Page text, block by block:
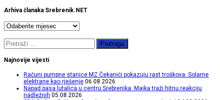
Arhiva članaka Srebrenik.NET
Arhiva
članaka
Srebrenik.NET
Pretraga:
Najnovije vijesti
Računi pumpne stanice MZ Čekanići pokazuju rast troškova: Solarne
elektrane kao rješenje 06.08.2026
Napad pasa lutalica u centru Srebrenika: Majka traži hitnu reakciju
nadležnih 05.08.2026